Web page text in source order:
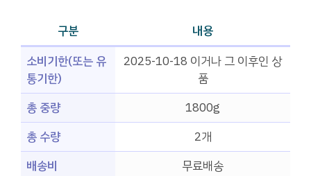
구분
내용
소비기한(또는 유
통기한)
2025-10-18 이거나 그 이후인 상
품
총 중량
1800g
총 수량
2개
배송비
무료배송